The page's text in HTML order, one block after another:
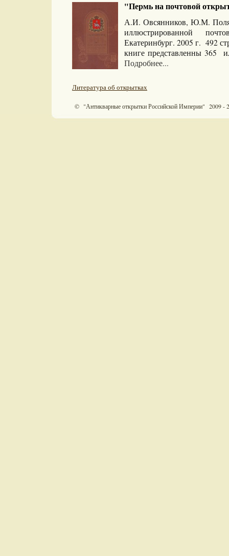
"Пермь на почтовой
А.И. Овсянников, Ю.М.
иллюстрированной
Екатеринбург. 2005 г. 492
книге представленны 365
Подробнее...
Литература об открытках
© "Антикварные открытки Российской Империи" 2009 -